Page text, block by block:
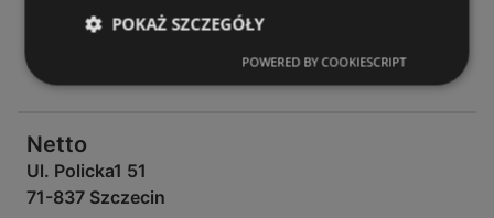
GAZETKI:
ODLEGŁOŚĆ:
Netto
Ul. Policka1 51
71-837 Szczecin
POKAŻ SZCZEGÓŁY
POWERED BY COOKIESCRIPT